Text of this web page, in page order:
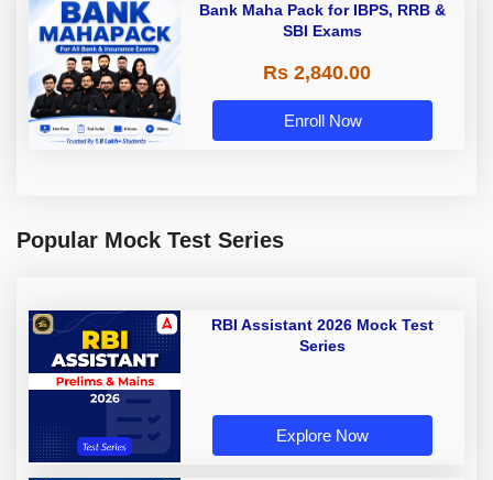
Bank Maha Pack for IBPS, RRB &
SBI Exams
Rs 2,840.00
Enroll Now
Popular Mock Test Series
RBI Assistant 2026 Mock Test
Series
Explore Now